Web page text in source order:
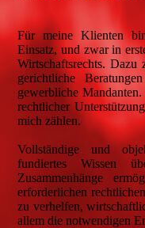
Für meine Klienten
Einsatz, und zwar in
Wirtschaftsrechts. Dazu
gerichtliche
gewerbliche
rechtlicher
mich zählen.
Vollständige und
fundiertes Wissen
Zusammenhänge
erforderlichen
zu verhelfen,
allem die notwendigen